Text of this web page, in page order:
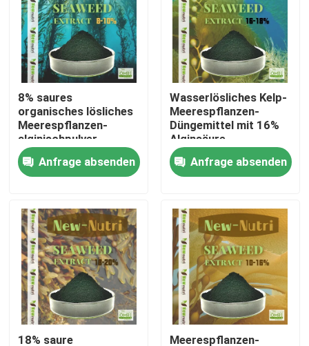
Kontakte
Produkte
Saures organisches Humindüngemittel
Aminosäure-organisches Düngemittel
Stickstoff-organisches Düngemittel
Kalium-Humate-Düngemittel
Meerespflanzen-Auszug-Pulver-Düngemittel
Saures Pulver Fulvic
8% saures
organisches lösliches
Meerespflanzen-
alginischpulver
Anfrage absenden
Wasserlösliches Kelp-
Meerespflanzen-
Düngemittel mit 16%
Alginsäure
Anfrage absenden
18% saure Meerespflanzen-